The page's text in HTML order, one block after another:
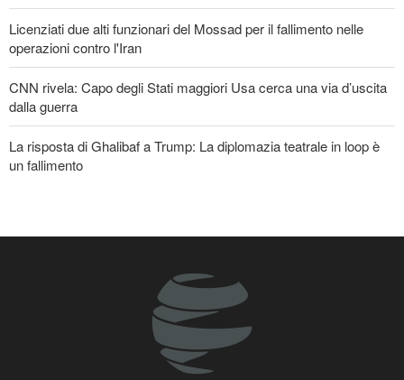
Licenziati due alti funzionari del Mossad per il fallimento nelle
operazioni contro l'Iran
CNN rivela: Capo degli Stati maggiori Usa cerca una via d’uscita
dalla guerra
La risposta di Ghalibaf a Trump: La diplomazia teatrale in loop è
un fallimento
rivoluzionari
Un membro di spicco di Ansarullah: Le dichiarazioni del Consiglio
di Sicurezza non meritano attenzione
Araghchi ai Paesi vicini: È tempo di contare solo su noi stessi e di
abbracciare la vera fratellanza